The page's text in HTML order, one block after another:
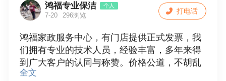
鸿福专业保洁 个人
7-20 296浏览
鸿福家政服务中心，有门店提供正式发票，我
们拥有专业的技术人员，经验丰富，多年来得
到广大客户的认同与称赞。价格公道，不胡乱
收费，质优价廉，满意后付款，诚信合作。
全文
打电话